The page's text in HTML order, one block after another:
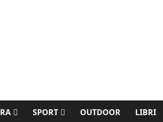
SPORT OUTDOOR LIBRI